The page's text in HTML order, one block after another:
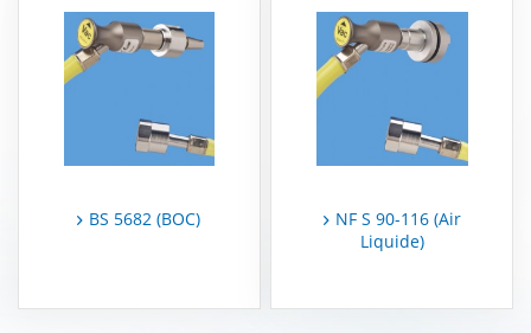
BS 5682 (BOC)
NF S 90-116 (Air
Liquide)